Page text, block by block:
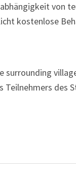
von
kostenlose
Teilnehmers des